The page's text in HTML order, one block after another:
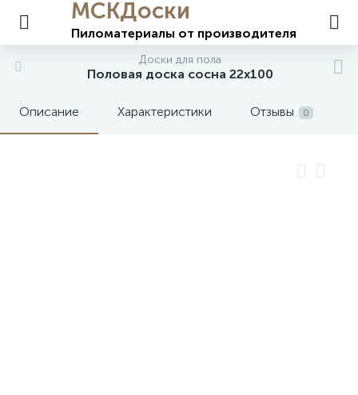
МСКДоски
Пиломатериалы от производителя
Доски для пола
Половая доска сосна 22х100
Описание Характеристики Отзывы 0